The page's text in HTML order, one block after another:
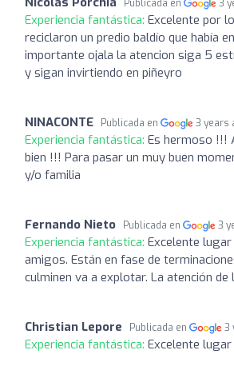
Publicada en 3
Experiencia fantástica: Excelente por
reciclaron un predio baldío que había
importante ojala la atencion siga 5
y sigan invirtiendo en piñeyro
NINACONTE Publicada en 3 years
Experiencia fantástica: Es hermoso !!!
bien !!! Para pasar un muy buen
y/o familia
Fernando Nieto Publicada en 3
Experiencia fantástica: Excelente
amigos. Están en fase de
culminen va a explotar. La atención de
Christian Lepore Publicada en 3
Experiencia fantástica: Excelente lugar